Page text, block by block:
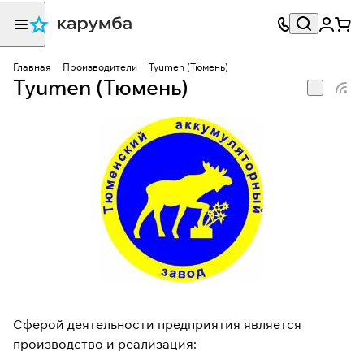
Главная Производители Tyumen (Тюмень)
Tyumen (Тюмень)
Сферой деятельности предприятия является
производство и реализация: